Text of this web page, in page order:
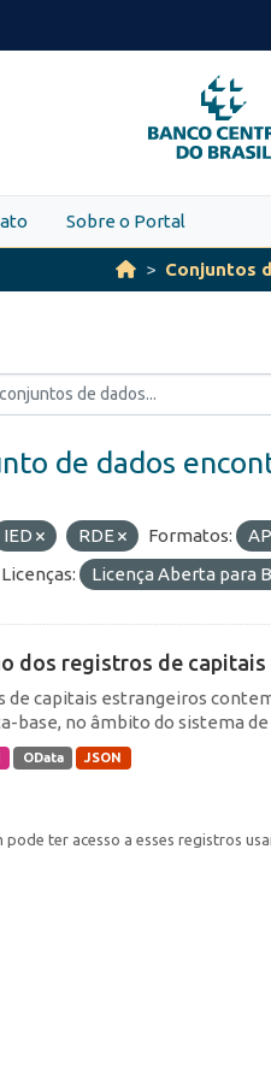
PARA
O
Sobre o Portal
Conjuntos
de dados
IED RDE Formatos:
Licenças: Licença Aberta para
dos registros de
de capitais estrangeiros
base, no âmbito do sistema
OData JSON
pode ter acesso a esses registros